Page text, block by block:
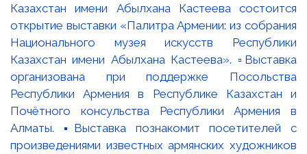
Казахстан имени Абылхана Кастеева состоится
открытие выставки «Палитра Армении: из собрания
Национального музея искусств Республики
Казахстан имени Абылхана Кастеева». ▫️Выставка
организована при поддержке Посольства
Республики Армения в Республике Казахстан и
Почётного консульства Республики Армения в
Алматы. ▪️Выставка познакомит посетителей с
произведениями известных армянских художников